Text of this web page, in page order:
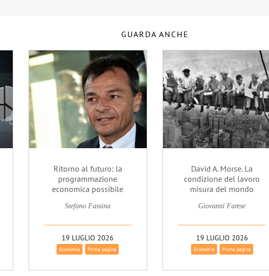
GUARDA ANCHE
Ritorno al futuro: la
programmazione
economica possibile
Stefano Fassina
19 LUGLIO 2026
Economia Prima pagina
David A. Morse. La
condizione del lavoro
misura del mondo
Giovanni Farese
19 LUGLIO 2026
Economia Prima pagina